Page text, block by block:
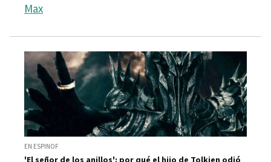
Max
EN ESPINOF
'El señor de los anillos': por qué el hijo de Tolkien odió